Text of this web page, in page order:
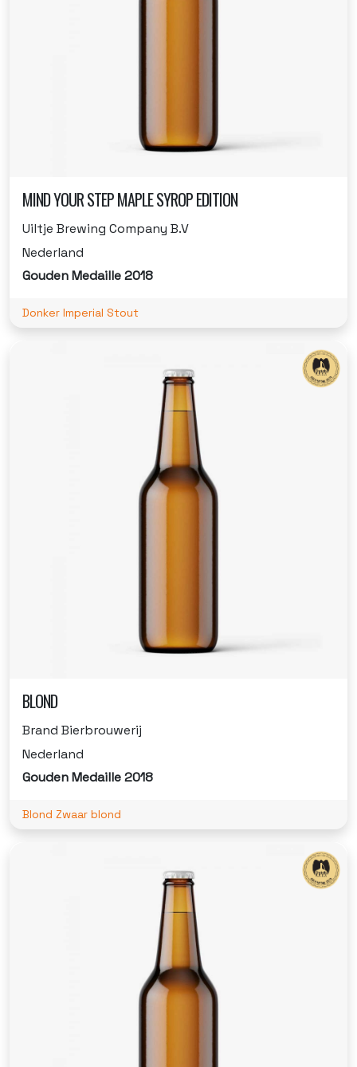
MIND YOUR STEP MAPLE SYROP EDITION
Uiltje Brewing Company B.V
Nederland
Gouden Medaille 2018
Donker Imperial Stout
BLOND
Brand Bierbrouwerij
Nederland
Gouden Medaille 2018
Blond Zwaar blond